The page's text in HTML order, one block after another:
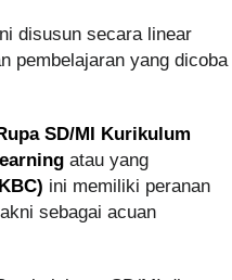
disusun secara linear
pembelajaran yang dicoba
SD/MI Kurikulum
atau yang
ini memiliki peranan
sebagai acuan